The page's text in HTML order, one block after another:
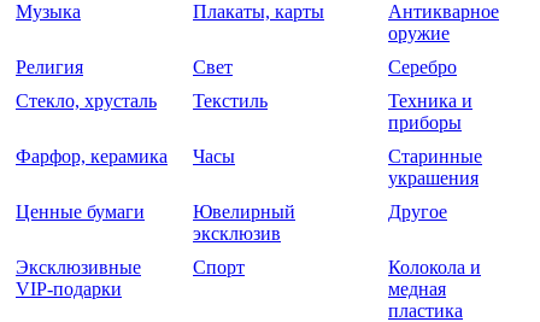
Музыка Плакаты, карты
Антикварное
оружие
Религия
Свет
Серебро
Стекло, хрусталь
Текстиль
Техника и
приборы
Фарфор, керамика
Часы
Старинные
украшения
Ценные бумаги
Ювелирный
эксклюзив
Другое
Эксклюзивные
VIP-подарки
Спорт
Колокола и
медная
пластика